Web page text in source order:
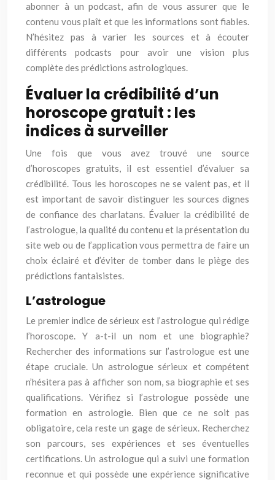
abonner à un podcast, afin de vous assurer que le
contenu vous plaît et que les informations sont fiables.
N’hésitez pas à varier les sources et à écouter
différents podcasts pour avoir une vision plus
complète des prédictions astrologiques.
Évaluer la crédibilité d’un
horoscope gratuit : les
indices à surveiller
Une fois que vous avez trouvé une source
d’horoscopes gratuits, il est essentiel d’évaluer sa
crédibilité. Tous les horoscopes ne se valent pas, et il
est important de savoir distinguer les sources dignes
de confiance des charlatans. Évaluer la crédibilité de
l’astrologue, la qualité du contenu et la présentation du
site web ou de l’application vous permettra de faire un
choix éclairé et d’éviter de tomber dans le piège des
prédictions fantaisistes.
L’astrologue
Le premier indice de sérieux est l’astrologue qui rédige
l’horoscope. Y a-t-il un nom et une biographie?
Rechercher des informations sur l’astrologue est une
étape cruciale. Un astrologue sérieux et compétent
n’hésitera pas à afficher son nom, sa biographie et ses
qualifications. Vérifiez si l’astrologue possède une
formation en astrologie. Bien que ce ne soit pas
obligatoire, cela reste un gage de sérieux. Recherchez
son parcours, ses expériences et ses éventuelles
certifications. Un astrologue qui a suivi une formation
reconnue et qui possède une expérience significative